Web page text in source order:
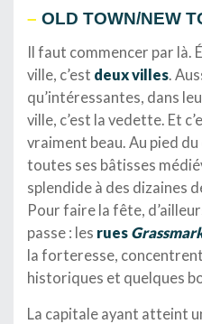
– OLD TOWN/NEW
Il faut commencer par là.
ville, c’est deux villes.
qu’intéressantes, dans
ville, c’est la vedette. Et
vraiment beau. Au pied
toutes ses bâtisses
splendide à des dizaines
Pour faire la fête,
passe : les rues
la forteresse, concentrent
historiques et quelques
La capitale ayant atteint